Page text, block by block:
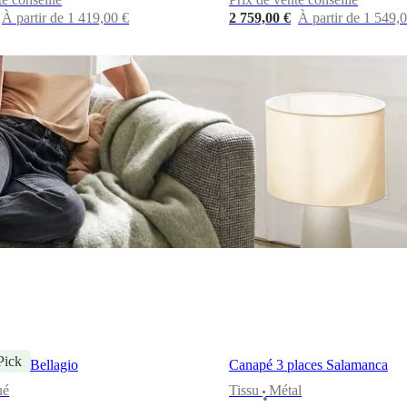
À partir de 1 419,00 €
2 759,00 € À partir de 1
Bellagio
Canapé 3 places Salamanca
Tissu
•
Métal